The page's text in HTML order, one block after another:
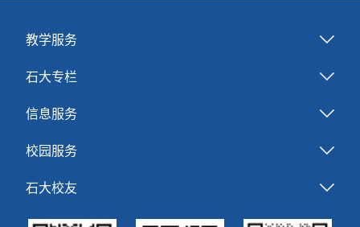
教学服务
石大专栏
信息服务
校园服务
石大校友